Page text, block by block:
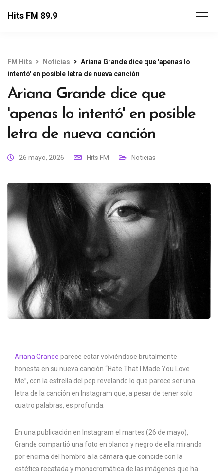
Hits FM 89.9
FM Hits Noticias
Ariana Grande dice que 'apenas lo
intentó' en posible letra de nueva canción
Ariana Grande dice que
'apenas lo intentó' en posible
letra de nueva canción
26 mayo, 2026 Hits FM Noticias
Ariana Grande parece estar volviéndose brutalmente
honesta en su nueva canción “Hate That I Made You Love
Me”, con la estrella del pop revelando lo que parece ser una
letra de la canción en Instagram que, a pesar de tener solo
cuatro palabras, es profunda.
En una publicación en Instagram el martes (26 de mayo),
Grande compartió una foto en blanco y negro de ella mirando
por encima del hombro a la cámara que coincide con la
estética recatada y monocromática de las imágenes que ha